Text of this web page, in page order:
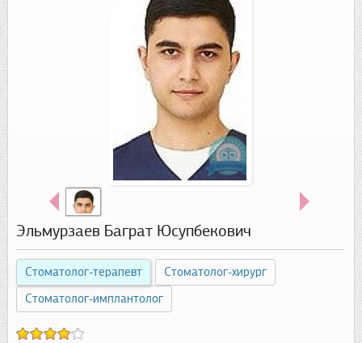
Эльмурзаев Баграт Юсупбекович
Стоматолог-терапевт
Стоматолог-хирург
Стоматолог-имплантолог